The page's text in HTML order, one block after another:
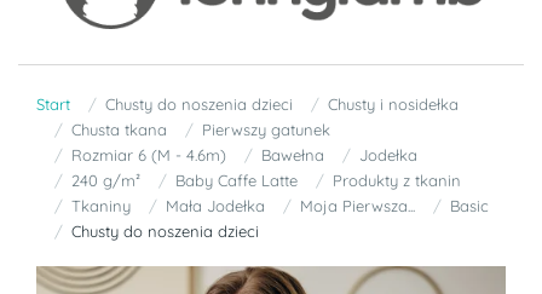
Start Chusty do noszenia dzieci
Chusty i nosidełka
Chusta tkana
Pierwszy gatunek
Rozmiar 6 (M - 4.6m)
Bawełna
Jodełka
240 g/m²
Baby Caffe Latte
Produkty z tkanin
Tkaniny
Mała Jodełka Moja Pierwsza...
Basic
Chusty do noszenia dzieci